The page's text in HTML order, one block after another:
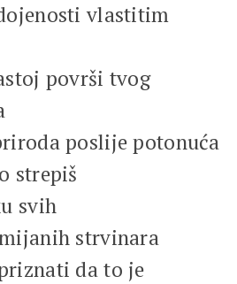
vlastitim
površi tvog
poslije potonuća
strepiš
svih
strvinara
da to je